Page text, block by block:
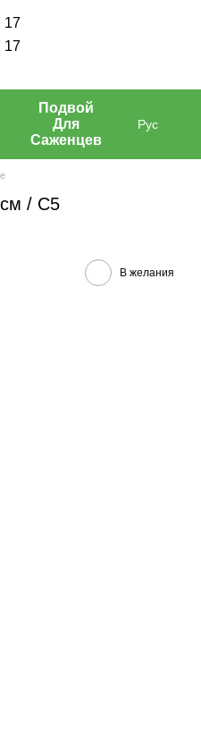
17
17
Подвой
Для
Саженцев
Рус
/ С5
В желания